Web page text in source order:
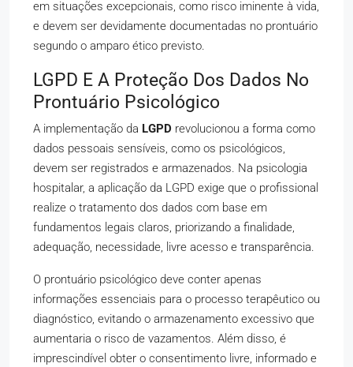
em situações excepcionais, como risco iminente à vida,
e devem ser devidamente documentadas no prontuário
segundo o amparo ético previsto.
LGPD E A Proteção Dos Dados No
Prontuário Psicológico
A implementação da LGPD revolucionou a forma como
dados pessoais sensíveis, como os psicológicos,
devem ser registrados e armazenados. Na psicologia
hospitalar, a aplicação da LGPD exige que o profissional
realize o tratamento dos dados com base em
fundamentos legais claros, priorizando a finalidade,
adequação, necessidade, livre acesso e transparência.
O prontuário psicológico deve conter apenas
informações essenciais para o processo terapêutico ou
diagnóstico, evitando o armazenamento excessivo que
aumentaria o risco de vazamentos. Além disso, é
imprescindível obter o consentimento livre, informado e